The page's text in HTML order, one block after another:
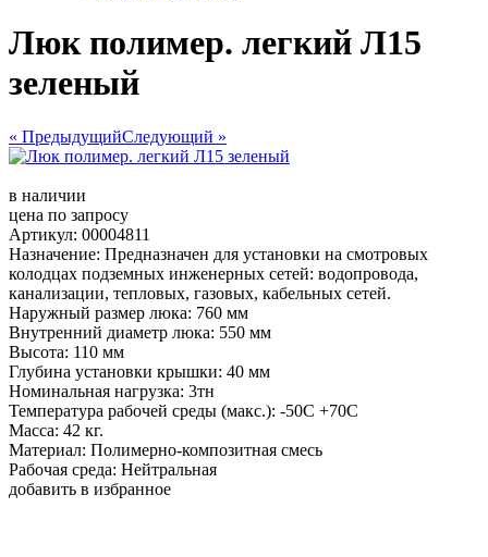
Люк полимер. легкий Л15
зеленый
« ПредыдущийСледующий »
в наличии
цена по запросу
Артикул: 00004811
Назначение: Предназначен для установки на смотровых
колодцах подземных инженерных сетей: водопровода,
канализации, тепловых, газовых, кабельных сетей.
Наружный размер люка: 760 мм
Внутренний диаметр люка: 550 мм
Высота: 110 мм
Глубина установки крышки: 40 мм
Номинальная нагрузка: 3тн
Температура рабочей среды (макс.): -50С +70С
Масса: 42 кг.
Материал: Полимерно-композитная смесь
Рабочая среда: Нейтральная
добавить в избранное